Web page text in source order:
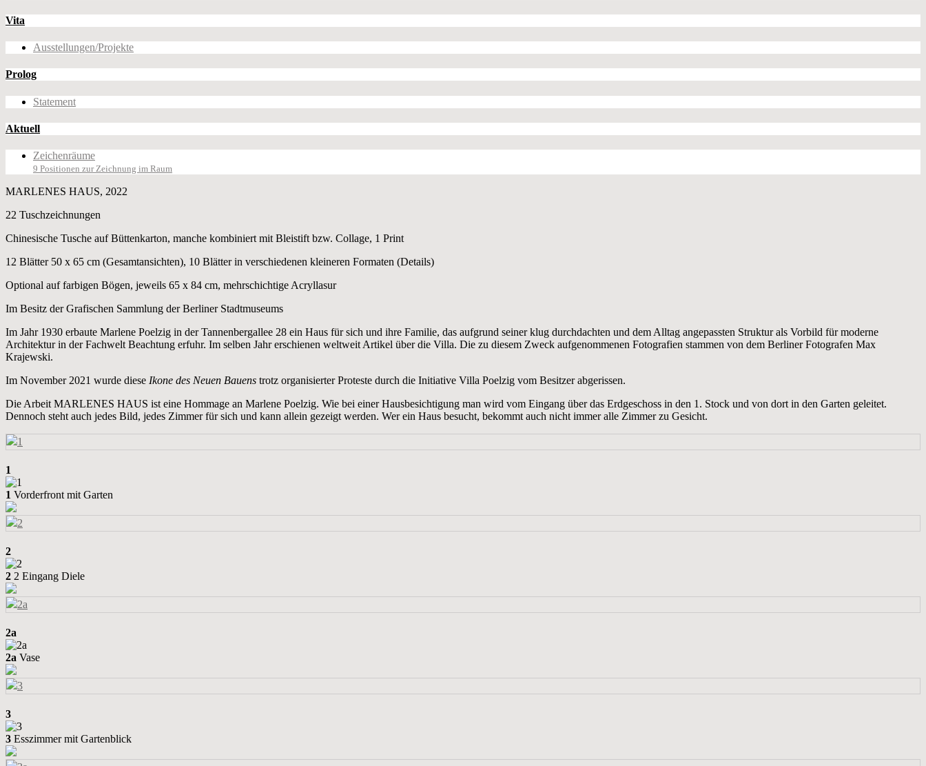
Vita
Ausstellungen/Projekte
Prolog
Statement
Aktuell
Zeichenräume
9 Positionen zur Zeichnung im Raum
MARLENES HAUS, 2022
22 Tuschzeichnungen
Chinesische Tusche auf Büttenkarton, manche kombiniert mit Bleistift bzw. Collage, 1 Print
12 Blätter 50 x 65 cm (Gesamtansichten), 10 Blätter in verschiedenen kleineren Formaten (Details)
Optional auf farbigen Bögen, jeweils 65 x 84 cm, mehrschichtige Acryllasur
Im Besitz der Grafischen Sammlung der Berliner Stadtmuseums
Im Jahr 1930 erbaute Marlene Poelzig in der Tannenbergallee 28 ein Haus für sich und ihre Familie, das aufgrund seiner klug durchdachten und dem Alltag angepassten Struktur als Vorbild für moderne
Architektur in der Fachwelt Beachtung erfuhr. Im selben Jahr erschienen weltweit Artikel über die Villa. Die zu diesem Zweck aufgenommenen Fotografien stammen von dem Berliner Fotografen Max
Krajewski.
Im November 2021 wurde diese Ikone des Neuen Bauens trotz organisierter Proteste durch die Initiative Villa Poelzig vom Besitzer abgerissen.
Die Arbeit MARLENES HAUS ist eine Hommage an Marlene Poelzig. Wie bei einer Hausbesichtigung man wird vom Eingang über das Erdgeschoss in den 1. Stock und von dort in den Garten geleitet.
Dennoch steht auch jedes Bild, jedes Zimmer für sich und kann allein gezeigt werden. Wer ein Haus besucht, bekommt auch nicht immer alle Zimmer zu Gesicht.
1
1 Vorderfront mit Garten
2
2 2 Eingang Diele
2a
2a Vase
3
3 Esszimmer mit Gartenblick